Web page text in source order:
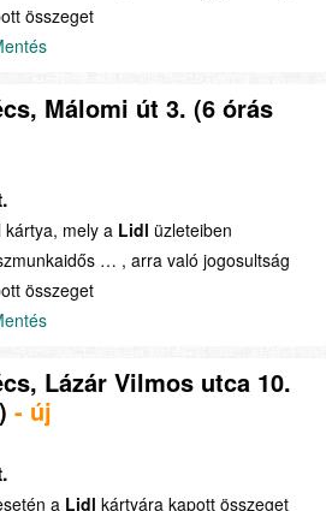
összeget
Málomi út 3. (6 órás
mely a Lidl üzleteiben
… , arra való jogosultság
összeget
Lázár Vilmos utca 10.
- új
a Lidl kártyára kapott összeget